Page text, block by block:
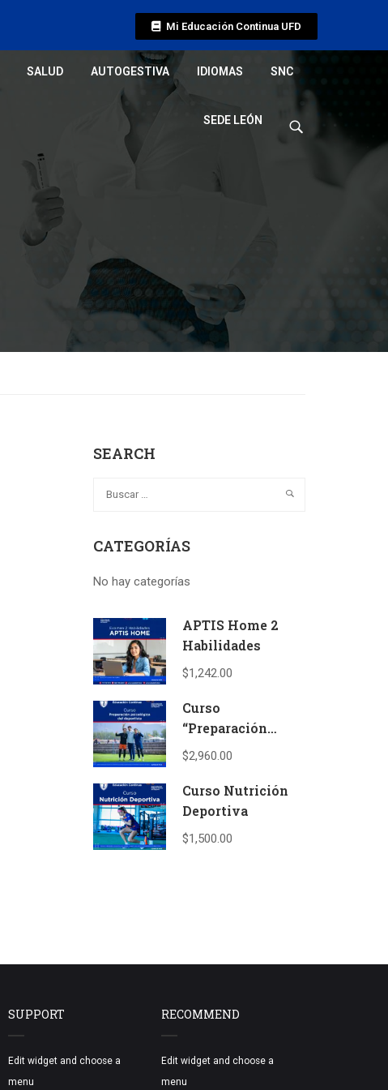
Mi Educación Continua UFD
SALUD AUTOGESTIVA IDIOMAS SNC
SEDE LEÓN
SEARCH
CATEGORÍAS
No hay categorías
APTIS Home 2
Habilidades
$1,242.00
Curso
“Preparación
psicológica del
UIC)
$2,960.00
Curso Nutrición
Deportiva
$1,500.00
SUPPORT
Edit widget and choose a
menu
RECOMMEND
Edit widget and choose a
menu